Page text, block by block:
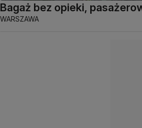
Bagaż bez opieki,
WARSZAWA